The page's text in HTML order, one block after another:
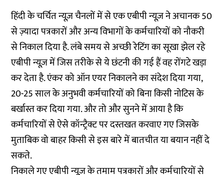
हिंदी के चर्चित न्यूज़ चैनलों में से एक एबीपी न्यूज़ ने अचानक 50
से ज़्यादा पत्रकारों और अन्य विभागों के कर्मचारियों को नौकरी
से निकाल दिया है. लंबे समय से अच्छी रेटिंग का सूखा झेल रहे
एबीपी न्यूज़ में जिस तरीके से ये छंटनी की गई हैं वह रोंगटे खड़ा
कर देता है. एंकर को ऑन एयर निकालने का संदेश दिया गया,
20-25 साल के अनुभवी कर्मचारियों को बिना किसी नोटिस के
बर्खास्त कर दिया गया. और तो और सुनने में आया है कि
कर्मचारियों से ऐसे कॉन्ट्रैक्ट पर दस्तखत करवाए गए जिसके
मुताबिक वो बाहर किसी से इस बारे में बातचीत या बयान नहीं दे
सकते.
निकाले गए एबीपी न्यूज़ के तमाम पत्रकारों और कर्मचारियों से